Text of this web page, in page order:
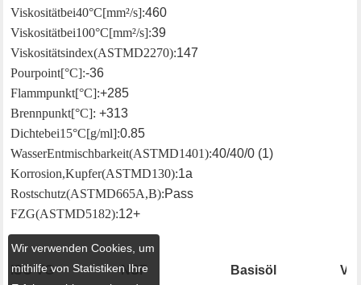
Viskosität bei 40°C [mm²/s]:460
Viskosität bei 100°C [mm²/s]:39
Viskositätsindex (ASTM D2270):147
Pourpoint [°C]:-36
Flammpunkt [°C]:+285
Brennpunkt [°C]: +313
Dichte bei 15°C [g/ml]:0.85
Wasser Entmischbarkeit (ASTM D1401):40/40/0 (1)
Korrosion, Kupfer (ASTM D130):1a
Rostschutz (ASTM D665 A, B):Pass
FZG (ASTM D5182):12+
ISO VG NSF Basisöl
Wir verwenden Cookies, um
mithilfe von Statistiken Ihre